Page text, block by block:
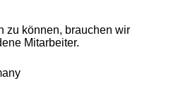
zu können, brauchen wir
Mitarbeiter.